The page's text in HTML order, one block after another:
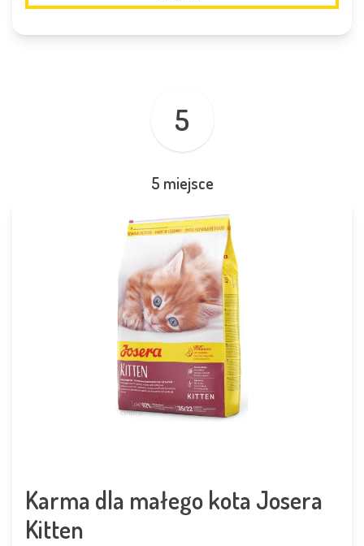
5
5 miejsce
Karma dla małego kota Josera
Kitten